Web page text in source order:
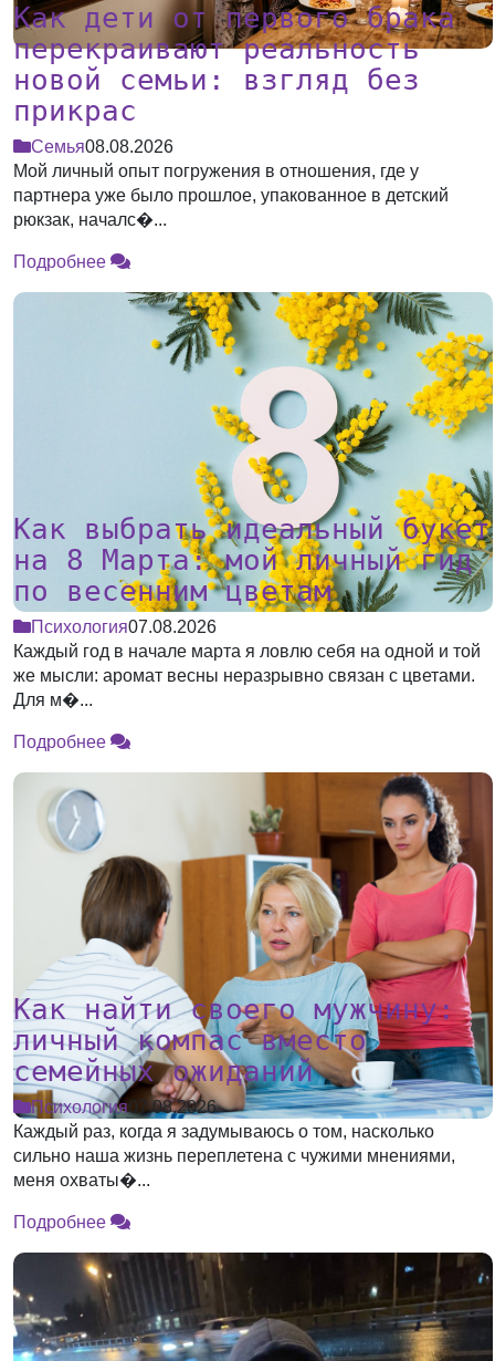
Как дети от первого брака
перекраивают реальность
новой семьи: взгляд без
прикрас
Семья08.08.2026
Мой личный опыт погружения в отношения, где у
партнера уже было прошлое, упакованное в детский
рюкзак, началс�...
Подробнее
Как выбрать идеальный букет
на 8 Марта: мой личный гид
по весенним цветам
Психология07.08.2026
Каждый год в начале марта я ловлю себя на одной и той
же мысли: аромат весны неразрывно связан с цветами.
Для м�...
Подробнее
Как найти своего мужчину:
личный компас вместо
семейных ожиданий
Психология07.08.2026
Каждый раз, когда я задумываюсь о том, насколько
сильно наша жизнь переплетена с чужими мнениями,
меня охваты�...
Подробнее